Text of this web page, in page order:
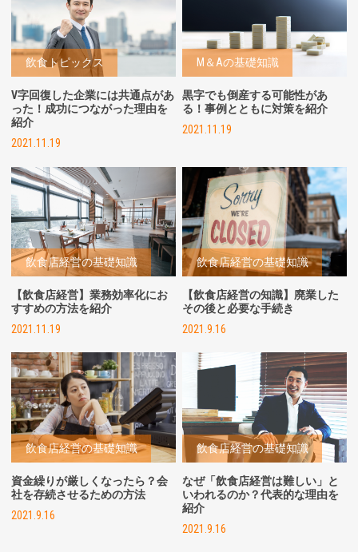
飲食トピックス
V字回復した企業には共通点があ
った！成功につながった理由を
紹介
2021.11.19
M＆Aの基礎知識
黒字でも倒産する可能性があ
る！事例とともに対策を紹介
2021.11.19
飲食店経営の基礎知識
【飲食店経営】業務効率化にお
すすめの方法を紹介
2021.11.19
飲食店経営の基礎知識
【飲食店経営の知識】廃業した
その後と必要な手続き
2021.9.16
飲食店経営の基礎知識
資金繰りが厳しくなったら？会
社を存続させるための方法
2021.9.16
飲食店経営の基礎知識
なぜ「飲食店経営は難しい」と
いわれるのか？代表的な理由を
紹介
2021.9.16